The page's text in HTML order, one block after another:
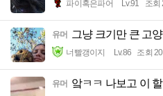
파이혹은파어 Lv.91 조회
유머 그냥 크기만 큰 고
너빨갱이지 Lv.86 조회
유머 앜ㅋㅋ 나보고 이